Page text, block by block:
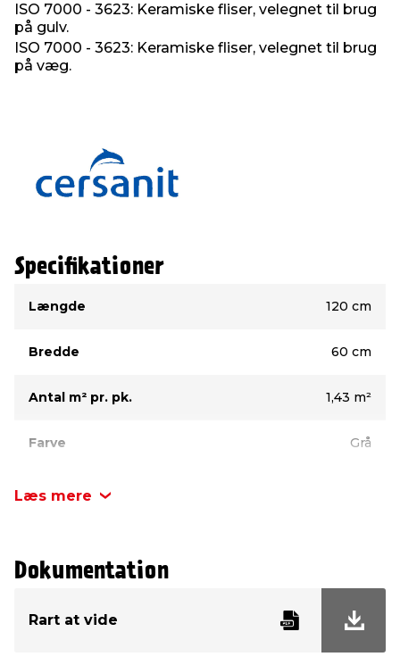
ISO 7000 - 3623: Keramiske fliser, velegnet til brug
på gulv.
ISO 7000 - 3623: Keramiske fliser, velegnet til brug
på væg.
Specifikationer
Længde
120 cm
Bredde 60 cm
Antal m² pr. pk. 1,43 m²
Farve Grå
Læs mere
Dokumentation
Rart at vide